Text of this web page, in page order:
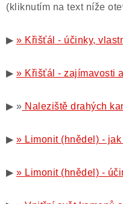
(kliknutím na text níže
▶ » Křišťál - účinky,
▶ » Křišťál - zajímavosti
▶ » Naleziště drahých
▶ » Limonit (hnědel) -
▶ » Limonit (hnědel) -